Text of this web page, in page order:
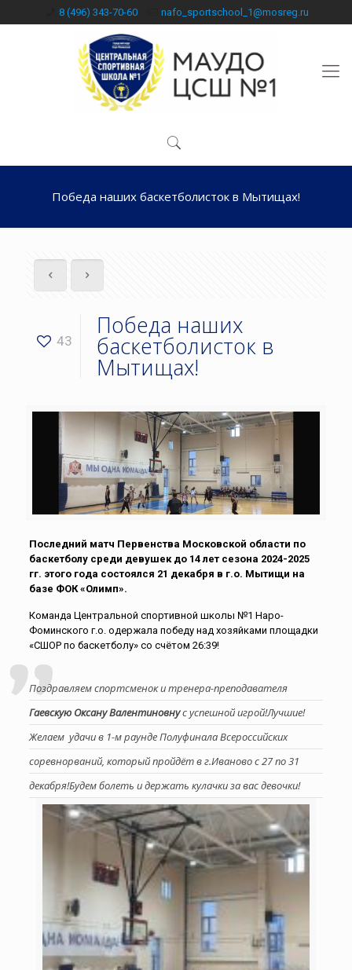
8 (496) 343-70-60 nafo_sportschool_1@mosreg.ru
Победа наших баскетболисток в Мытищах!
43
Победа наших
баскетболисток в
Мытищах!
Последний матч Первенства Московской области по
баскетболу среди девушек до 14 лет сезона 2024-2025
гг. этого года состоялся 21 декабря в г.о. Мытищи на
базе ФОК «Олимп».
Команда Центральной спортивной школы №1 Наро-
Фоминского г.о. одержала победу над хозяйками площадки
«СШОР по баскетболу» со счётом 26:39!
Поздравляем спортсменок и тренера-преподавателя
Гаевскую Оксану Валентиновнус успешной игрой!Лучшие!
Желаем удачи в 1-м раунде Полуфинала Всероссийских
соревнорваний, который пройдёт в г.Иваново с 27 по 31
декабря!Будем болеть и держать кулачки за вас девочки!